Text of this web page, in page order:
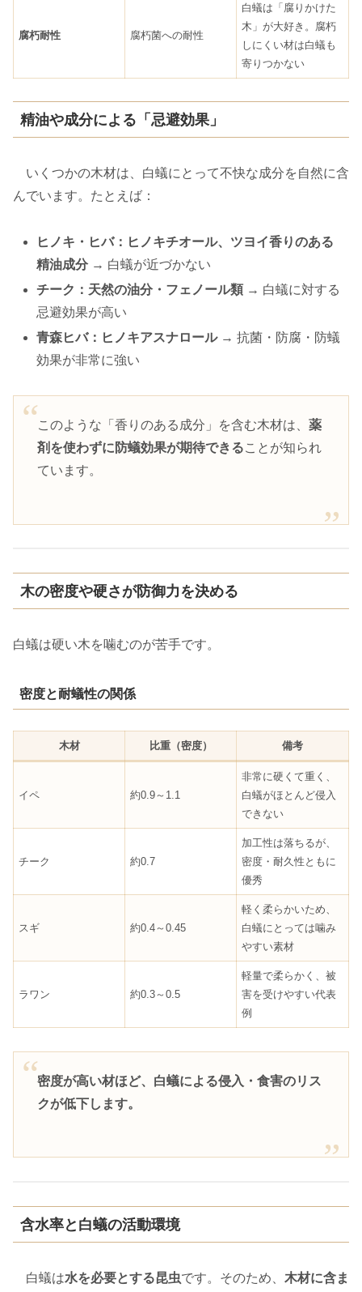
腐朽耐性 腐朽菌への耐性
白蟻は「腐りかけた
木」が大好き。腐朽
しにくい材は白蟻も
寄りつかない
精油や成分による「忌避効果」
いくつかの木材は、白蟻にとって不快な成分を自然に含
んでいます。たとえば：
ヒノキ・ヒバ：ヒノキチオール、ツヨイ香りのある
精油成分 → 白蟻が近づかない
チーク：天然の油分・フェノール類 → 白蟻に対する
忌避効果が高い
青森ヒバ：ヒノキアスナロール→ 抗菌・防腐・防蟻
効果が非常に強い
このような「香りのある成分」を含む木材は、 薬
剤を使わずに防蟻効果が期待できることが知られ
ています。
木の密度や硬さが防御力を決める
白蟻は硬い木を噛むのが苦手です。
密度と耐蟻性の関係
木材 比重（密度） 備考
イペ 約0.9～1.1
非常に硬くて重く、
白蟻がほとんど侵入
できない
チーク 約0.7
加工性は落ちるが、
密度・耐久性ともに
優秀
スギ 約0.4～0.45
軽く柔らかいため、
白蟻にとっては噛み
やすい素材
ラワン 約0.3～0.5
軽量で柔らかく、被
害を受けやすい代表
例
密度が高い材ほど、白蟻による侵入・食害のリス
クが低下します。
含水率と白蟻の活動環境
白蟻は水を必要とする昆虫です。そのため、 木材に含ま